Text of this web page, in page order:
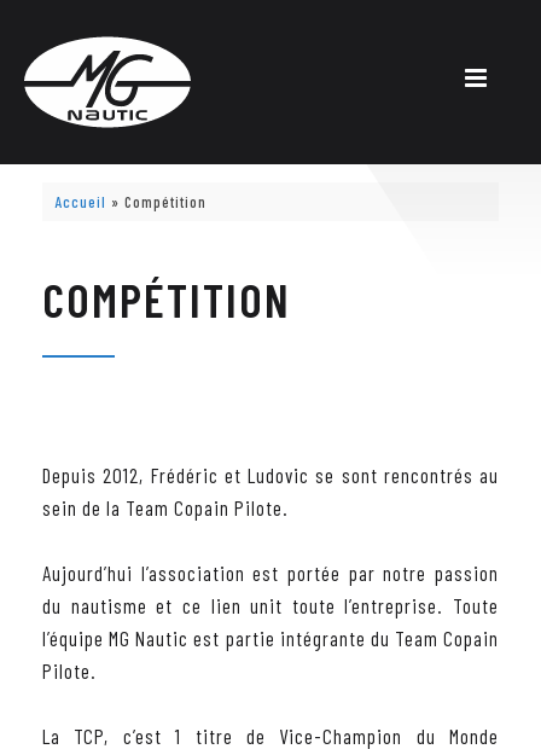
content
Accueil » Compétition
COMPÉTITION
Depuis 2012, Frédéric et Ludovic se sont rencontrés au
sein de la Team Copain Pilote.
Aujourd’hui l’association est portée par notre passion
du nautisme et ce lien unit toute l’entreprise. Toute
l’équipe MG Nautic est partie intégrante du Team Copain
Pilote.
La TCP, c’est 1 titre de Vice-Champion du Monde